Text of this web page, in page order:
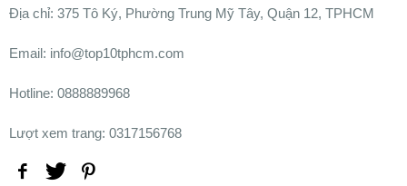
Ðịa chỉ: 375 Tô Ký, Phường Trung Mỹ Tây, Quận 12, TPHCM
Email: info@top10tphcm.com
Hotline: 0888889968
Lượt xem trang: 0317156768